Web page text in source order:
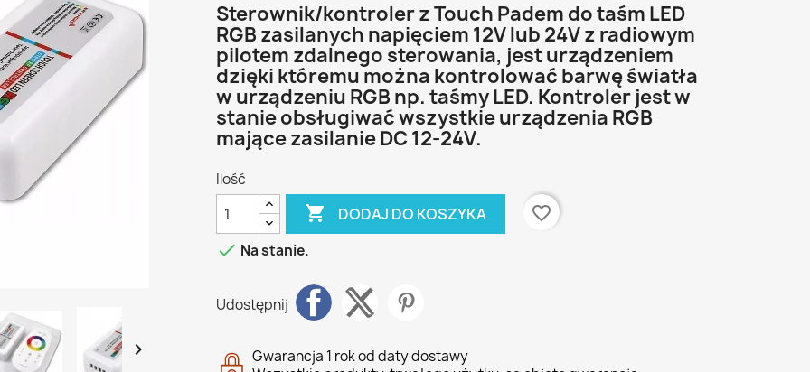

Sterownik/kontroler z Touch Padem do taśm LED
RGB zasilanych napięciem 12V lub 24V z radiowym
pilotem zdalnego sterowania, jest urządzeniem
dzięki któremu można kontrolować barwę światła
w urządzeniu RGB np. taśmy LED. Kontroler jest w
stanie obsługiwać wszystkie urządzenia RGB
mające zasilanie DC 12-24V.
Ilość
 DODAJ DO KOSZYKA
favorite_border
 Na stanie.
Udostępnij
Gwarancja 1 rok od daty dostawy